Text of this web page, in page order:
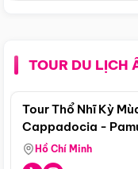
TOUR DU
Tour Thổ Nhĩ Kỳ
Cappadocia -
Hồ Chí Minh